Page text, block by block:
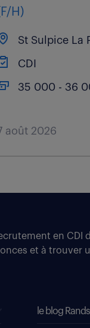
H)
St Sulpice La
CDI
35 000 - 36
août 2026
en CDI
et à trouver
le blog